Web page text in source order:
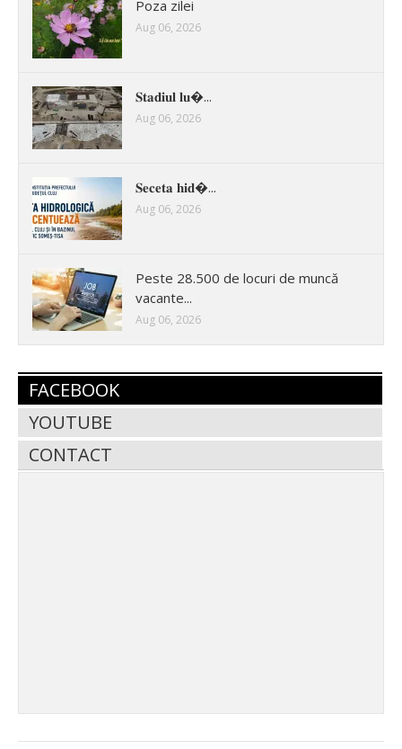
Poza zilei
Aug 06, 2026
𝐒𝐭𝐚𝐝𝐢𝐮𝐥 𝐥𝐮�...
Aug 06, 2026
𝐒𝐞𝐜𝐞𝐭𝐚 𝐡𝐢𝐝�...
Aug 06, 2026
Peste 28.500 de locuri de muncă
vacante...
Aug 06, 2026
FACEBOOK
YOUTUBE
CONTACT